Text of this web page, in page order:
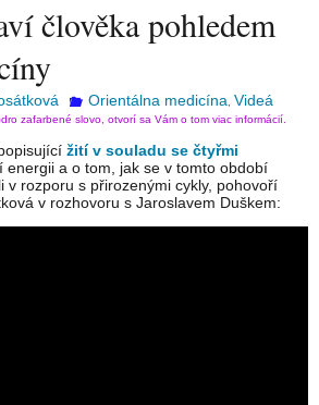
člověka pohledem
Orientálna medicína Videá
zafarbené slovo, otvorí sa Vám o tom viac informácií.
žití v souladu se čtyřmi
energii a o tom, jak se v tomto období
v rozporu s přirozenými cykly, pohovoří
v rozhovoru s Jaroslavem Duškem: